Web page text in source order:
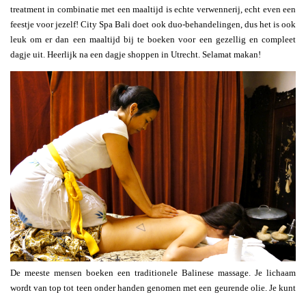
treatment in combinatie met een maaltijd is echte verwennerij, echt even een
feestje voor jezelf! City Spa Bali doet ook duo-behandelingen, dus het is ook
leuk om er dan een maaltijd bij te boeken voor een gezellig en compleet
dagje uit. Heerlijk na een dagje shoppen in Utrecht. Selamat makan!
De meeste mensen boeken een traditionele Balinese massage. Je lichaam
wordt van top tot teen onder handen genomen met een geurende olie. Je kunt